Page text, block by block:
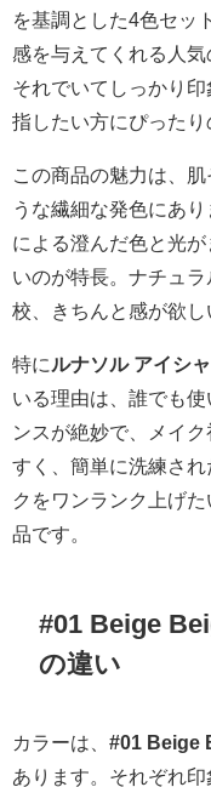
を基調とした4色セッ
感を与えてくれる人気
それでいてしっかり印
指したい方にぴったり
この商品の魅力は、
うな繊細な発色にあ
による澄んだ色と光
いのが特長。ナチュ
校、きちんと感が欲し
特に ルナソル アイシ
いる理由は、誰でも
ンスが絶妙で、メイ
すく、簡単に洗練さ
クをワンランク上げ
品です。
#01 Beige
の違い
カラーは、 #01 Beige
あります。それぞれ